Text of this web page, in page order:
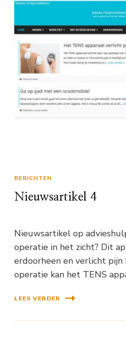
BERICHTEN
Nieuwsartikel 4
Nieuwsartikel op
operatie in het zicht? Dit
erdoorheen en verlicht pijn
operatie kan het TENS
LEES VERDER